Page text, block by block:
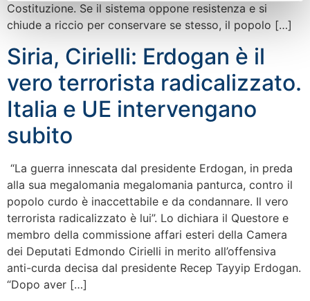
Costituzione. Se il sistema oppone resistenza e si
chiude a riccio per conservare se stesso, il popolo […]
Siria, Cirielli: Erdogan è il
vero terrorista radicalizzato.
Italia e UE intervengano
subito
“La guerra innescata dal presidente Erdogan, in preda
alla sua megalomania megalomania panturca, contro il
popolo curdo è inaccettabile e da condannare. Il vero
terrorista radicalizzato è lui”. Lo dichiara il Questore e
membro della commissione affari esteri della Camera
dei Deputati Edmondo Cirielli in merito all’offensiva
anti-curda decisa dal presidente Recep Tayyip Erdogan.
“Dopo aver […]